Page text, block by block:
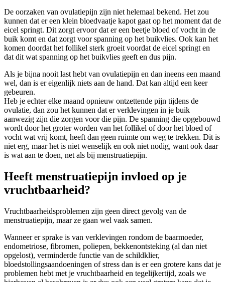
De oorzaken van ovulatiepijn zijn niet helemaal bekend. Het zou
kunnen dat er een klein bloedvaatje kapot gaat op het moment dat de
eicel springt. Dit zorgt ervoor dat er een beetje bloed of vocht in de
buik komt en dat zorgt voor spanning op het buikvlies. Ook kan het
komen doordat het follikel sterk groeit voordat de eicel springt en
dat dit wat spanning op het buikvlies geeft en dus pijn.
Als je bijna nooit last hebt van ovulatiepijn en dan ineens een maand
wel, dan is er eigenlijk niets aan de hand. Dat kan altijd een keer
gebeuren.
Heb je echter elke maand opnieuw ontzettende pijn tijdens de
ovulatie, dan zou het kunnen dat er verklevingen in je buik
aanwezig zijn die zorgen voor die pijn. De spanning die opgebouwd
wordt door het groter worden van het follikel of door het bloed of
vocht wat vrij komt, heeft dan geen ruimte om weg te trekken. Dit is
niet erg, maar het is niet wenselijk en ook niet nodig, want ook daar
is wat aan te doen, net als bij menstruatiepijn.
Heeft menstruatiepijn invloed op je
vruchtbaarheid?
Vruchtbaarheidsproblemen zijn geen direct gevolg van de
menstruatiepijn, maar ze gaan wel vaak samen.
Wanneer er sprake is van verklevingen rondom de baarmoeder,
endometriose, fibromen, poliepen, bekkenontsteking (al dan niet
opgelost), verminderde functie van de schildklier,
bloedstollingsaandoeningen of stress dan is er een grotere kans dat je
problemen hebt met je vruchtbaarheid en tegelijkertijd, zoals we